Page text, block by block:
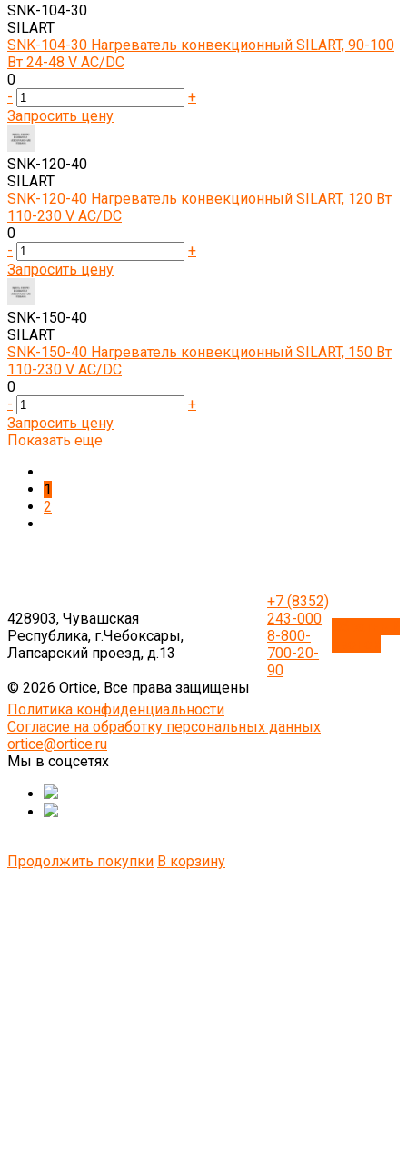
SNK-104-30
SILART
SNK-104-30 Нагреватель конвекционный SILART, 90-100
Вт 24-48 V AC/DC
0
-
+
Запросить цену
SNK-120-40
SILART
SNK-120-40 Нагреватель конвекционный SILART, 120 Вт
110-230 V AC/DC
0
-
+
Запросить цену
SNK-150-40
SILART
SNK-150-40 Нагреватель конвекционный SILART, 150 Вт
110-230 V AC/DC
0
-
+
Запросить цену
Показать еще
1
2
428903, Чувашская
Республика, г.Чебоксары,
Лапсарский проезд, д.13
+7 (8352)
243-000
8-800-
700-20-
90
© 2026 Ortice, Все права защищены
Политика конфиденциальности
Согласие на обработку персональных данных
ortice@ortice.ru
Мы в соцсетях
Продолжить покупки В корзину